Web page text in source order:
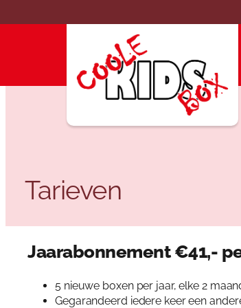
naar
Tarieven
Jaarabonnement€41,-
5 nieuwe boxen per jaar, elke 2
Gegarandeerd iedere keer een